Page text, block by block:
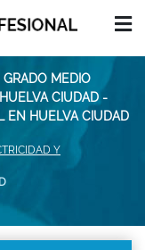
MEDIO
CIUDAD -
EN HUELVA CIUDAD
Y